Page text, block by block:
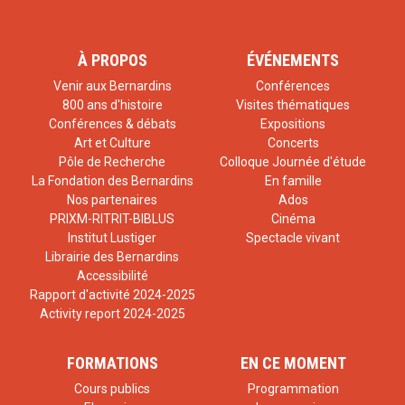
LA FAMILLE EN FRANCE – DIX GRANDES
TENDANCES
Intervention deMarc Vanesson
, délégué général du
think tank Vers le Haut
A L’ECOUTE DES FAMILLES
Conjugalité et parenté
AvecPierre Durrande
Réflexion philosophique issue des travaux du
À PROPOS
Venir aux Bernardins
800 ans d'histoire
Conférences & débats
Art et Culture
Pôle de Recherche
La Fondation des Bernardins
Nos partenaires
PRIXM-RITRIT-BIBLUS
Institut Lustiger
Librairie des Bernardins
Accessibilité
Rapport d'activité 2024-2025
Activity report 2024-2025
ÉVÉNEMENTS
Conférences
Visites thématiques
Expositions
Concerts
Colloque Journée d'étude
En famille
Ados
Cinéma
Spectacle vivant
FORMATIONS
Cours publics
EN CE MOMENT
Programmation